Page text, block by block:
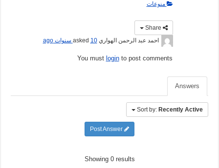
منوعات
احمد عبد الرحمن الهواري asked10 سنوات ago
You must loginto post comments
Answers
Sort by: Recently Active
Showing 0 results